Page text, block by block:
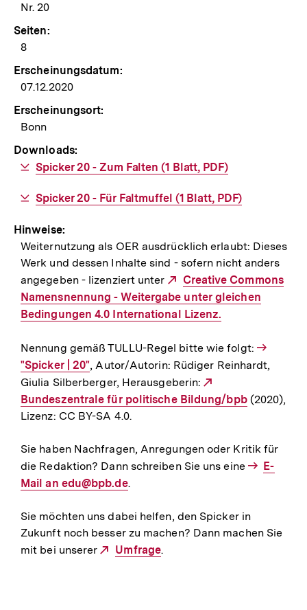
Nr. 20
Seiten:
8
Erscheinungsdatum:
07.12.2020
Erscheinungsort:
Bonn
Downloads:
Download-
Spicker 20 - Zum Falten (1 Blatt, PDF)
Download-
Spicker 20 - Für Faltmuffel (1 Blatt, PDF)
Hinweise:
Weiternutzung als OER ausdrücklich erlaubt: Dieses
Werk und dessen Inhalte sind - sofern nicht anders
angegeben - lizenziert unter
Externer
Link:
Creative Commons
Namensnennung - Weitergabe unter gleichen
Bedingungen 4.0 International Lizenz.
Nennung gemäß TULLU-Regel bitte wie folgt:
Interner
Link:
"Spicker | 20", Autor/Autorin: Rüdiger Reinhardt,
Giulia Silberberger, Herausgeberin:
Link:
Bundeszentrale für politische Bildung/bpb(2020),
Lizenz: CC BY-SA 4.0.
Sie haben Nachfragen, Anregungen oder Kritik für
die Redaktion? Dann schreiben Sie uns eine
E-
E-
Mail an edu@bpb.de.
Sie möchten uns dabei helfen, den Spicker in
Zukunft noch besser zu machen? Dann machen Sie
mit bei unserer
Externer
Umfrage.